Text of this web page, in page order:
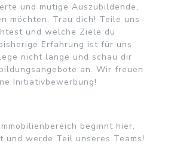
und mutige Auszubildende,
möchten. Trau dich! Teile uns
und welche Ziele du
Erfahrung ist für uns
nicht lange und schau dir
an. Wir freuen
Initiativbewerbung!
beginnt hier.
und werde Teil unseres Teams!